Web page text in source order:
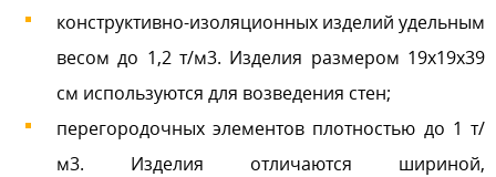
конструктивно-изоляционных изделий удельным
весом до 1,2 т/м3. Изделия размером 19х19х39
см используются для возведения стен;
перегородочных элементов плотностью до 1 т/
м3. Изделия отличаются шириной,